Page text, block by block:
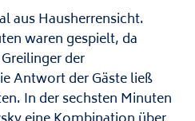
aus Hausherrensicht.
waren gespielt, da
der
Antwort der Gäste ließ
In der sechsten Minuten